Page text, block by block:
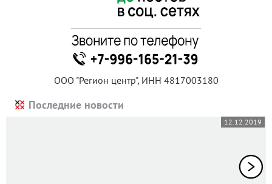
ООО "Регион центр", ИНН 4817003180
Последние новости
12.12.2019